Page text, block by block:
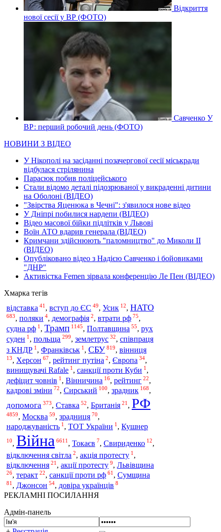
Відкриття
нової сесії у ВР (ФОТО)
Савченко У
ВР: перший робочий день (ФОТО)
НОВИНИ З ВІДЕО
У Нікополі на засіданні позачергової сесії міськради
відбулася стрілянина
Парасюк побив поліцейського
Стали відомо деталі підозрюваної у викраденні дитини
на Оболоні (ВІДЕО)
"Звірства Яценюка в Чечні": з'явилося нове відео
У Дніпрі побилися нардепи (ВІДЕО)
Відео масової бійки підлітків у Львові
Воїн АТО вдарив генерала (ВІДЕО)
Кримчани здійснюють "паломництво" до Миколи ІІ
(ВІДЕО)
Опубліковано відео з Надією Савченко і бойовиками
"ДНР"
Активістка Femen зірвала конференцію Ле Пен (ВІДЕО)
Хмарка тегів
відставка 41 , вступ до ЄС 49, Усик 12, НАТО
683, поляки 4, демографія 2, втрати рф 75,
судна рф 1 , Трамп 1145, Полтавщина 55, рух
суден 1 , польща 299, землетрус 32, співпраця
з КНДР 1 , Франківськ 1 , СБУ 819, вінниця
13, Херсон 67, рейтинг путіна 2, Європа 34,
винищувачі Rafale 1 , санкції проти Куби 1 ,
дефіцит човнів 1 , Вінничина 16, рейтинг 22,
кадрові зміни 72, Сирський 100, зрадник 168,
допомога 373, Ставка 52, Британія 21 , РФ
4859, Москва 59, зрадниця 70,
народжуваність 1, ТОТ України 1, Кушнер
10, Війна 6611, Токаєв 7, Свириденко 12,
відключення світла 2, акція протесту 1 ,
відключення 21 , акції протесту 9, Львівщина
26, теракт 22, санкції проти рф 61, Сумщина
81 , Джонсон 54, довіра українців 8
РЕКЛАМНІ ПОСИЛАННЯ
Адмін-панель